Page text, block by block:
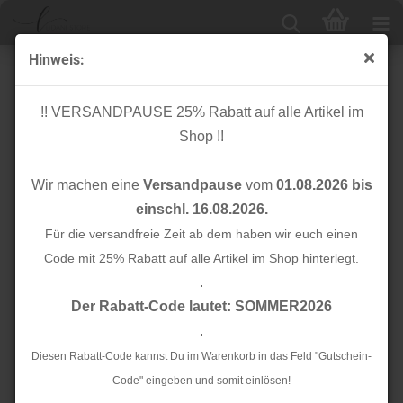
Hinweis:
!! VERSANDPAUSE 25% Rabatt auf alle Artikel im
Shop !!
Wir machen eine Versandpausevom 01.08.2026 bis
einschl. 16.08.2026.
Für die versandfreie Zeit ab dem haben wir euch einen
Code mit 25% Rabatt auf alle Artikel im Shop hinterlegt.
.
Der Rabatt-Code lautet: SOMMER2026
.
Diesen Rabatt-Code kannst Du im Warenkorb in das Feld "Gutschein-
Code" eingeben und somit einlösen!
Knopf Corozo - Blaze - 20 mm - sienna - Mind the
Maker